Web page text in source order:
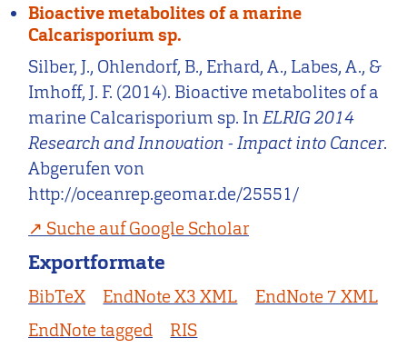
Bioactive metabolites of a marine
Calcarisporium sp.
Silber, J., Ohlendorf, B., Erhard, A., Labes, A., &
Imhoff, J. F. (2014). Bioactive metabolites of a
marine Calcarisporium sp. InELRIG 2014
Research and Innovation - Impact into Cancer.
Abgerufen von
http://oceanrep.geomar.de/25551/
Suche auf Google Scholar
Exportformate
BibTeX EndNote X3 XML
EndNote 7 XML
EndNote tagged
RIS